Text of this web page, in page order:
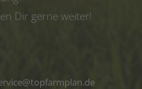
Dir gerne weiter!